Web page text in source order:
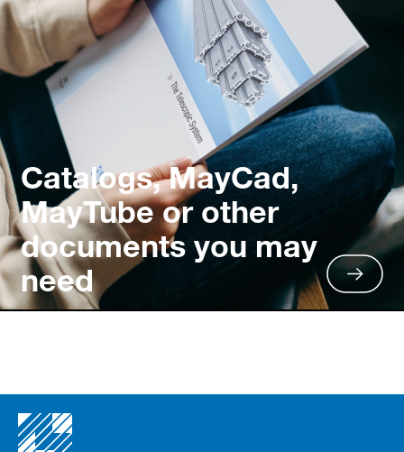
Catalogs, MayCad,
MayTube or other
documents you may
need